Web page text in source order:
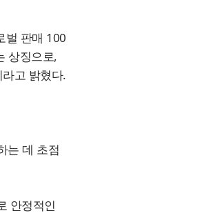
벌 판매 100
상징으로,
고 밝혔다.
는 데 초점
안정적인